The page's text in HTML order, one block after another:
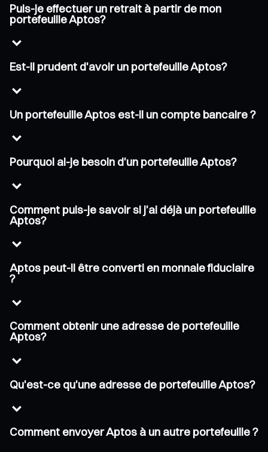
Puis-je effectuer un retrait à partir de mon
portefeuille Aptos?
Est-il prudent d'avoir un portefeuille Aptos?
Un portefeuille Aptos est-il un compte bancaire ?
Pourquoi ai-je besoin d'un portefeuille Aptos?
Comment puis-je savoir si j'ai déjà un portefeuille
Aptos?
Aptos peut-il être converti en monnaie fiduciaire
?
Comment obtenir une adresse de portefeuille
Aptos?
Qu'est-ce qu'une adresse de portefeuille Aptos?
Comment envoyer Aptos à un autre portefeuille ?